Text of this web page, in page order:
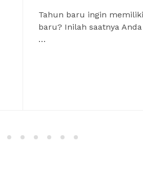
Tahun baru ingin
baru? Inilah saatnya
…